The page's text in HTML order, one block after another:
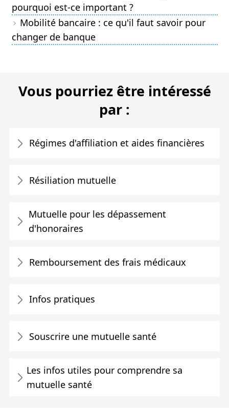
pourquoi est-ce important ?
Mobilité bancaire : ce qu'il faut savoir pour
changer de banque
Vous pourriez être intéressé
par :
Régimes d'affiliation et aides financières
Résiliation mutuelle
Mutuelle pour les dépassement
d'honoraires
Remboursement des frais médicaux
Infos pratiques
Souscrire une mutuelle santé
Les infos utiles pour comprendre sa
mutuelle santé